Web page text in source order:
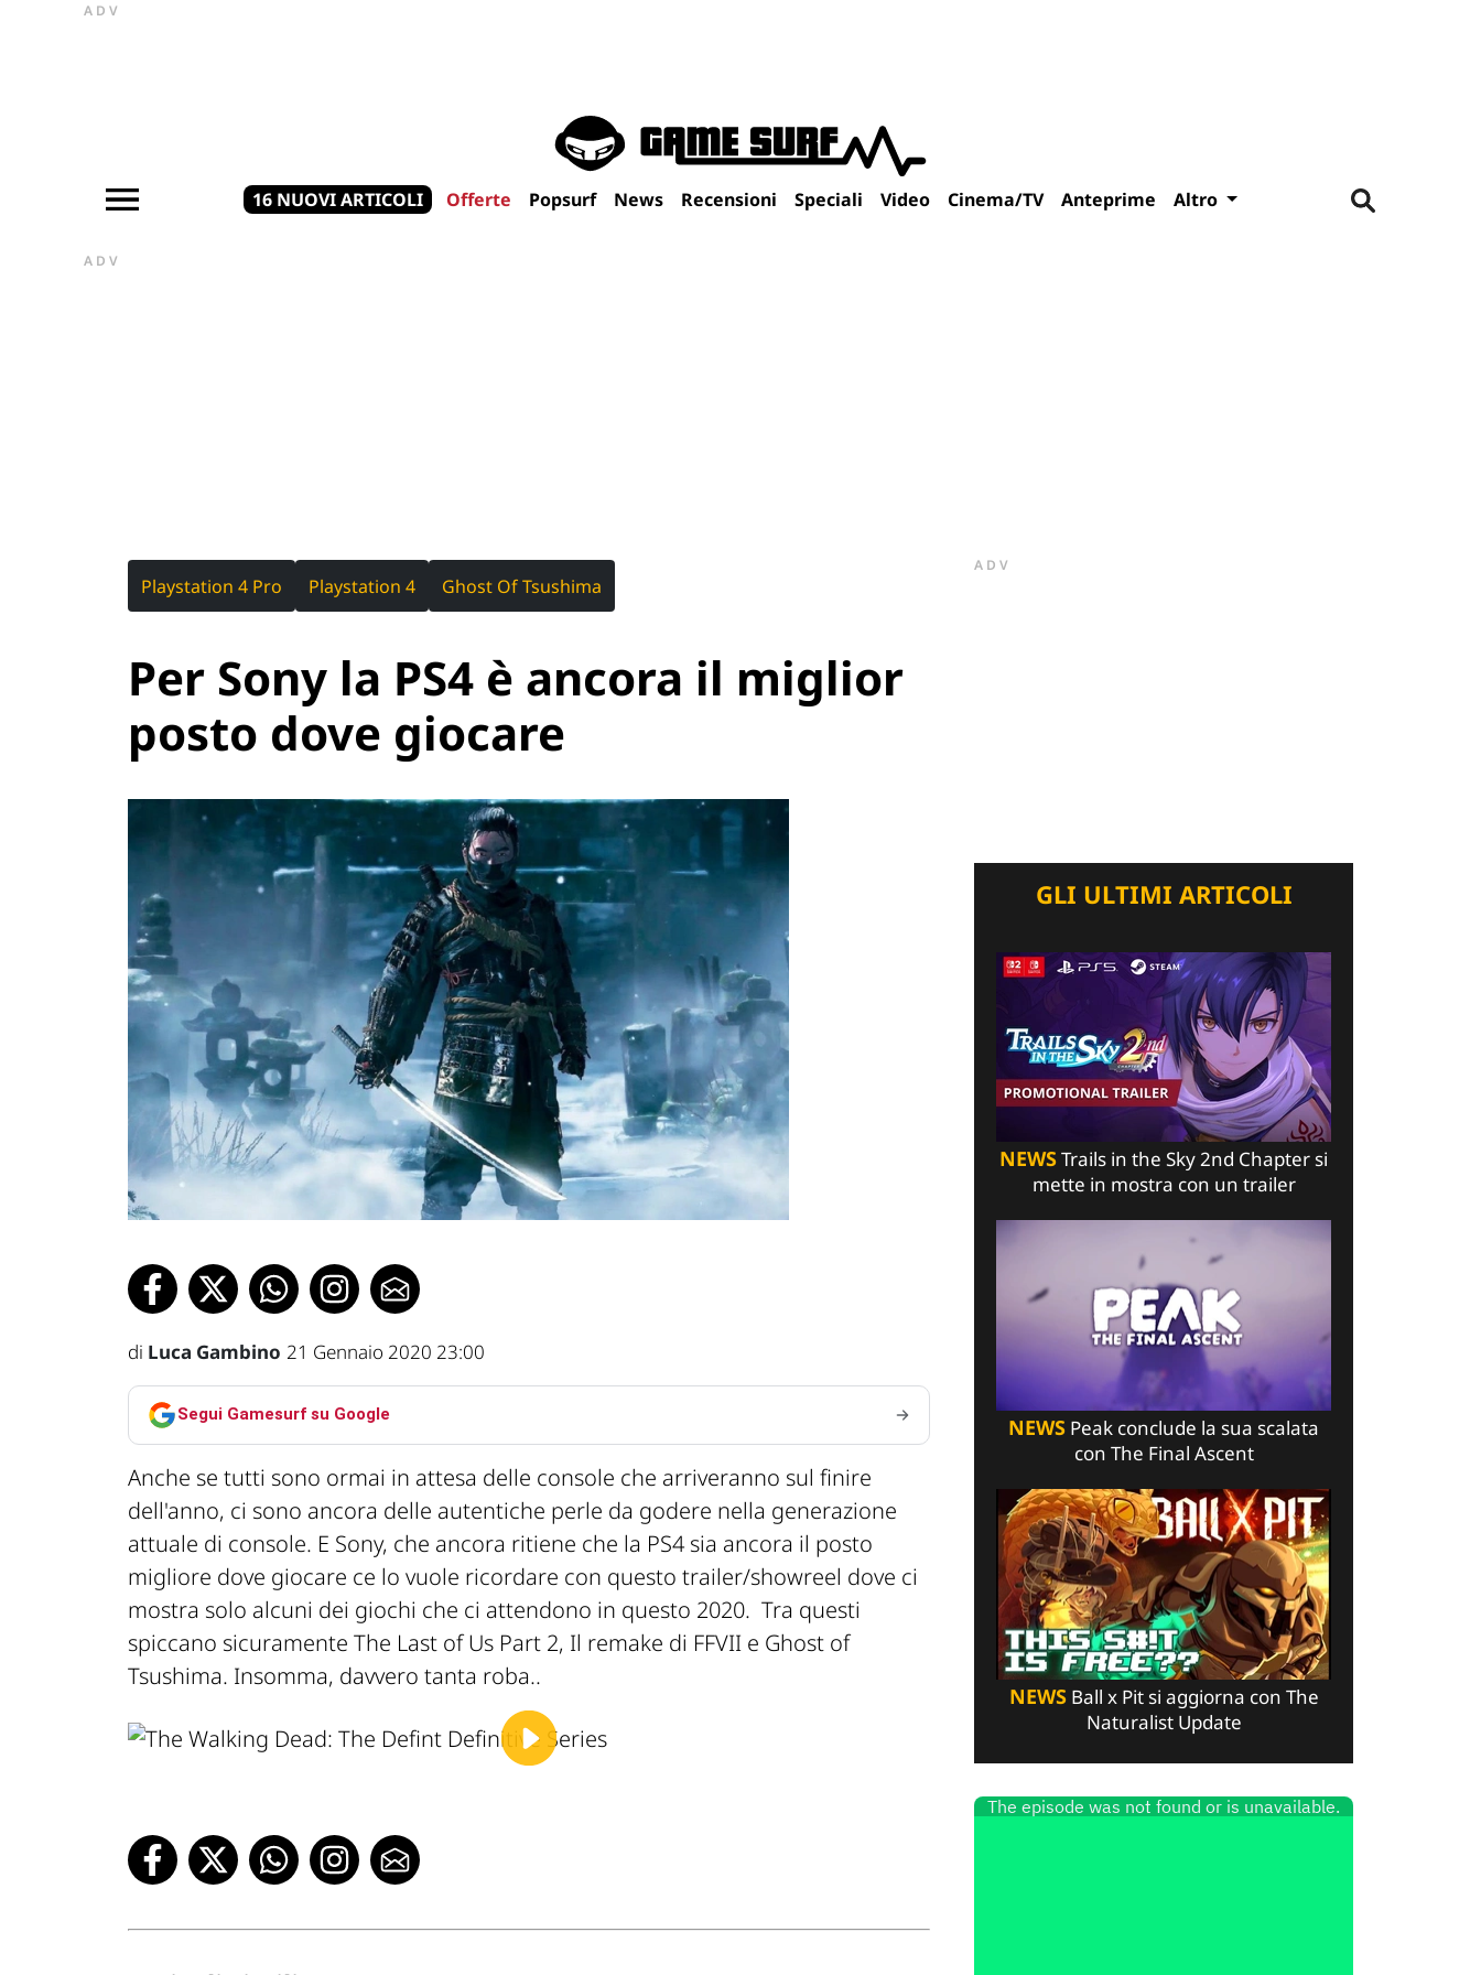
ADV
16 NUOVI ARTICOLI Offerte Popsurf News Recensioni Speciali Video Cinema/TV Anteprime Altro
ADV
Playstation 4 Pro Playstation 4 Ghost Of Tsushima
Per Sony la PS4 è ancora il miglior
posto dove giocare
di Luca Gambino 21 Gennaio 2020 23:00
Segui Gamesurf su Google
Anche se tutti sono ormai in attesa delle console che arriveranno sul finire
dell'anno, ci sono ancora delle autentiche perle da godere nella generazione
attuale di console. E Sony, che ancora ritiene che la PS4 sia ancora il posto
migliore dove giocare ce lo vuole ricordare con questo trailer/showreel dove ci
mostra solo alcuni dei giochi che ci attendono in questo 2020. Tra questi
spiccano sicuramente The Last of Us Part 2, Il remake di FFVII e Ghost of
Tsushima. Insomma, davvero tanta roba..
ADV
GLI ULTIMI ARTICOLI
NEWSTrails in the Sky 2nd Chapter si
mette in mostra con un trailer
NEWS Peak conclude la sua scalata
con The Final Ascent
NEWSBall x Pit si aggiorna con The
Naturalist Update